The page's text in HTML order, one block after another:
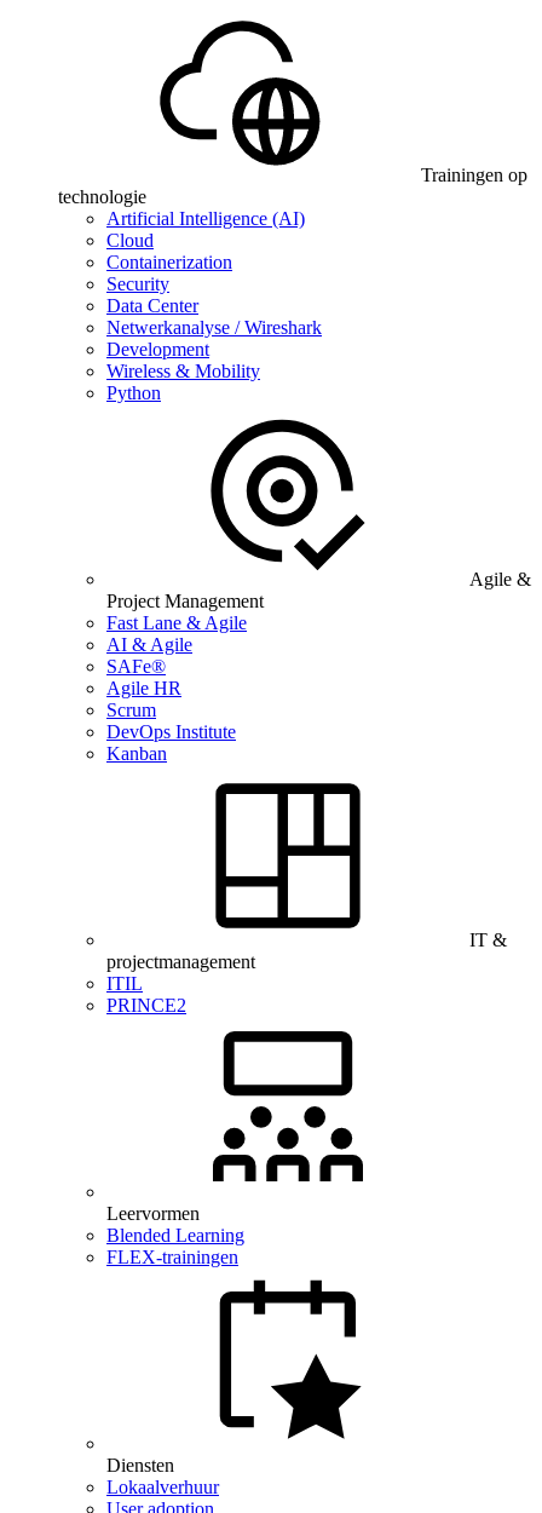
Trainingen op
technologie
Artificial Intelligence (AI)
Cloud
Containerization
Security
Data Center
Netwerkanalyse / Wireshark
Development
Wireless & Mobility
Python
Agile &
Project Management
Fast Lane & Agile
AI & Agile
SAFe®
Agile HR
Scrum
DevOps Institute
Kanban
IT &
projectmanagement
ITIL
PRINCE2
Leervormen
Blended Learning
FLEX-trainingen
Diensten
Lokaalverhuur
User adoption